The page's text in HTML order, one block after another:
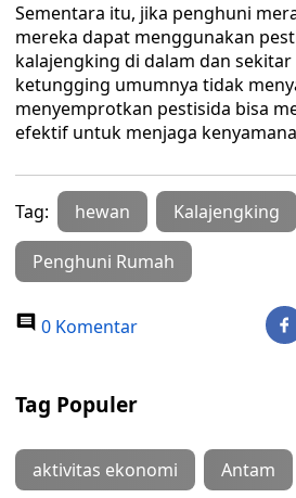
Sementara itu, jika penghuni
mereka dapat menggunakan
kalajengking di dalam dan
ketungging umumnya tidak
menyemprotkan pestisida bisa
efektif untuk menjaga
Tag: hewan Kalajengking
Penghuni Rumah
0 Komentar
Tag Populer
aktivitas ekonomi Antam